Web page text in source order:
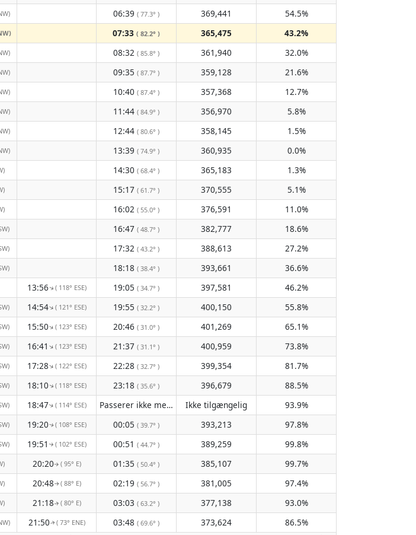
06:39 ( 77.3° ) 369,441
54.5%
07:33 ( 82.2° ) 365,475
43.2%
08:32 ( 85.8° ) 361,940
32.0%
09:35 ( 87.7° ) 359,128
21.6%
10:40 ( 87.4° ) 357,368
12.7%
11:44 ( 84.9° ) 356,970
5.8%
12:44 ( 80.6° ) 358,145
1.5%
13:39 ( 74.9° ) 360,935
0.0%
14:30 ( 68.4° ) 365,183
1.3%
15:17 ( 61.7° ) 370,555
5.1%
16:02 ( 55.0° ) 376,591
11.0%
16:47 ( 48.7° ) 382,777
18.6%
17:32 ( 43.2° ) 388,613
27.2%
18:18 ( 38.4° ) 393,661
36.6%
13:56↑( 118° ESE) 19:05 ( 34.7° ) 397,581
46.2%
14:54↑( 121° ESE) 19:55 ( 32.2° ) 400,150
55.8%
15:50↑( 123° ESE) 20:46 ( 31.0° ) 401,269
65.1%
16:41↑( 123° ESE) 21:37 ( 31.1° ) 400,959
73.8%
17:28↑( 122° ESE) 22:28 ( 32.7° ) 399,354
81.7%
18:10↑( 118° ESE) 23:18 ( 35.6° ) 396,679
88.5%
18:47↑( 114° ESE) Passerer ikke meridianen ( Ikke tilgængelig )
Ikke tilgængelig
93.9%
19:20↑( 108° ESE) 00:05 ( 39.7° ) 393,213
97.8%
19:51 ↑( 102° ESE) 00:51 ( 44.7° ) 389,259
99.8%
20:20↑ ( 95° E) 01:35 ( 50.4° ) 385,107
99.7%
20:48↑ ( 88° E) 02:19 ( 56.7° ) 381,005
97.4%
21:18↑( 80° E) 03:03 ( 63.2° ) 377,138
93.0%
21:50↑( 73° ENE) 03:48 ( 69.6° ) 373,624 86.5%